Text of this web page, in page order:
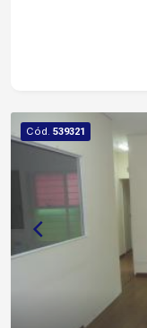
Cód. 539321